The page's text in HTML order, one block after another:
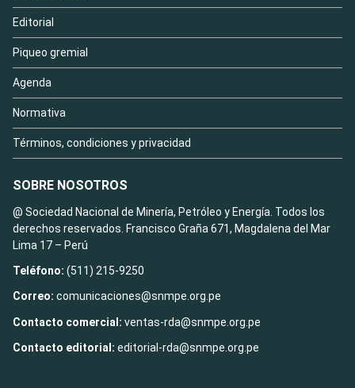
Editorial
Piqueo gremial
Agenda
Normativa
Términos, condiciones y privacidad
SOBRE NOSOTROS
@ Sociedad Nacional de Minería, Petróleo y Energía. Todos los
derechos reservados. Francisco Graña 671, Magdalena del Mar
Lima 17 – Perú
Teléfono: (511) 215-9250
Correo: comunicaciones@snmpe.org.pe
Contacto comercial: ventas-rda@snmpe.org.pe
Contacto editorial: editorial-rda@snmpe.org.pe